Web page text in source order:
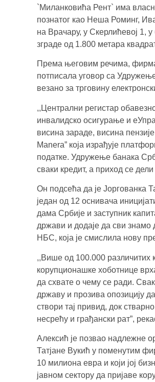
`Миланковића Рент` има
познатог као Неша Роминг,
на Врачару, у Скерлићевој 1,
зграде од 1.800 метара
Према његовим речима, фирма
потписала уговор са
везано за трговину
,,Централни регистар
инвалидско осигурање и
висина зараде, висина
Manera” која израђује
податке. Удружење банака
сваки кредит, а приход се
Он подсећа да је Јоргованка
један од 12 оснивача
дама Србије и заступник
држави и додаје да сви
НБС, која је смислила нову
,,Више од 100.000
корупционашке хоботнице
да схвате о чему се ради.
државу и прозива опозицију
створи тај привид, док
несрећу и грађански рат”,
Алексић је позвао надлежне
Татјане Вукић у поменутим
10 милиона евра и који јој
јавном сектору да пријаве